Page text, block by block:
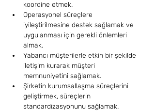
koordine etmek.
Operasyonel süreçlere
iyileştirilmesine destek sağlamak ve
uygulanması için gerekli önlemleri
almak.
Yabancı müşterilerle etkin bir şekilde
iletişim kurarak müşteri
memnuniyetini sağlamak.
Şirketin kurumsallaşma süreçlerini
geliştirmek, süreçlerin
standardizasyonunu sağlamak.